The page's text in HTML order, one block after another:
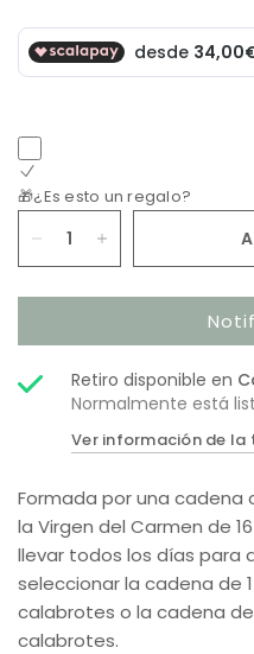
🎁¿Es esto un regalo?
Retiro disponible en
Normalmente está
Ver información de la
Formada por una cadena
la Virgen del Carmen de
llevar todos los días para
seleccionar la cadena de
calabrotes o la cadena
calabrotes.